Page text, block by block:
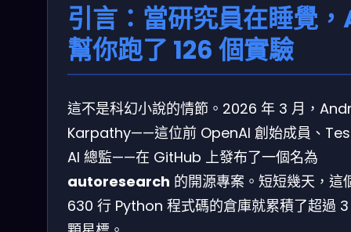
引言：當研究員在睡覺
幫你跑了 126 個實驗
這不是科幻小說的情節。2026 年 3 月，
Karpathy——這位前 OpenAI 創始成員、
AI 總監——在 GitHub 上發布了一個名為
autoresearch 的開源專案。短短幾天，這
630 行 Python 程式碼的倉庫就累積了超過